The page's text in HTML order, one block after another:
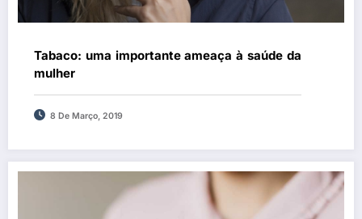
Tabaco: uma importante ameaça à saúde da
mulher
8 De Março, 2019